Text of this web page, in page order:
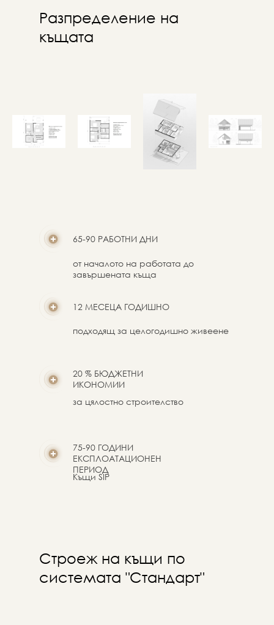
Разпределение на
къщата
65-90 РАБОТНИ ДНИ
от началото на работата до
завършената къща
20 % БЮДЖЕТНИ
ИКОНОМИИ
за цялостно строителство
12 МЕСЕЦА ГОДИШНО
подходящ за целогодишно живеене
75-90 ГОДИНИ
ЕКСПЛОАТАЦИОНЕН
ПЕРИОД
Къщи SIP
Строеж на къщи по
системата "Стандарт"